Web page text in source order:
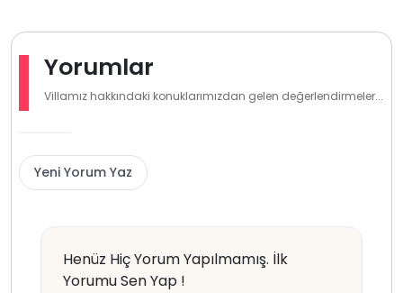
Yorumlar
Villamız hakkındaki konuklarımızdan gelen değerlendirmeler...
Yeni Yorum Yaz
Henüz Hiç Yorum Yapılmamış. İlk
Yorumu Sen Yap !